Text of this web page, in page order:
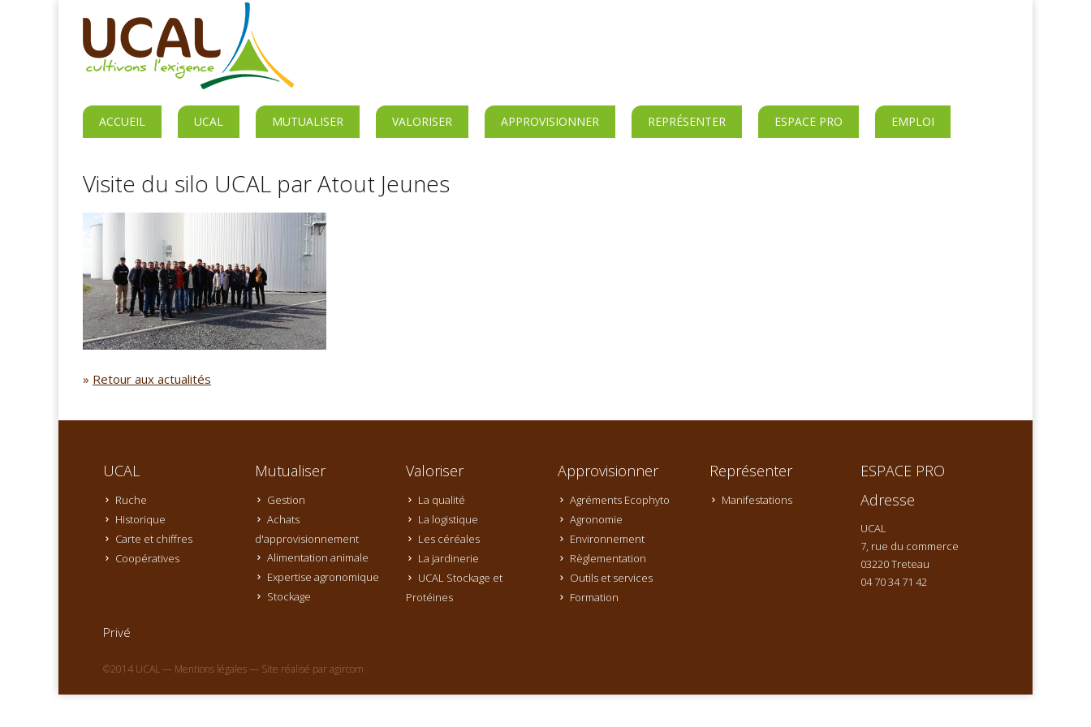
ACCUEIL UCAL MUTUALISER VALORISER APPROVISIONNER REPRÉSENTER ESPACE PRO EMPLOI
Visite du silo UCAL par Atout Jeunes
» Retour aux actualités
UCAL
Ruche
Historique
Carte et chiffres
Coopératives
Mutualiser
Gestion
Achats
d'approvisionnement
Alimentation animale
Expertise agronomique
Stockage
Valoriser
La qualité
La logistique
Les céréales
La jardinerie
UCAL Stockage et
Protéines
Approvisionner
Agréments Ecophyto
Agronomie
Environnement
Règlementation
Outils et services
Formation
Représenter
Manifestations
ESPACE PRO
Adresse
UCAL
7, rue du commerce
03220 Treteau
04 70 34 71 42
Privé
©2014 UCAL — Mentions légales — Site réalisé paragircom